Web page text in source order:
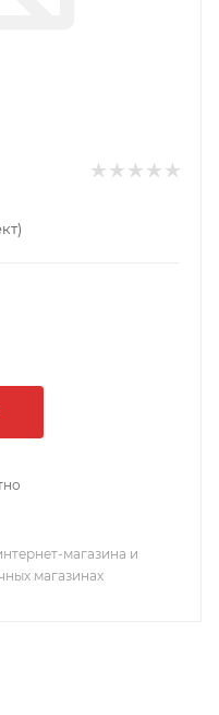
магазина и
магазинах